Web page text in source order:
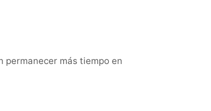
permanecer más tiempo en